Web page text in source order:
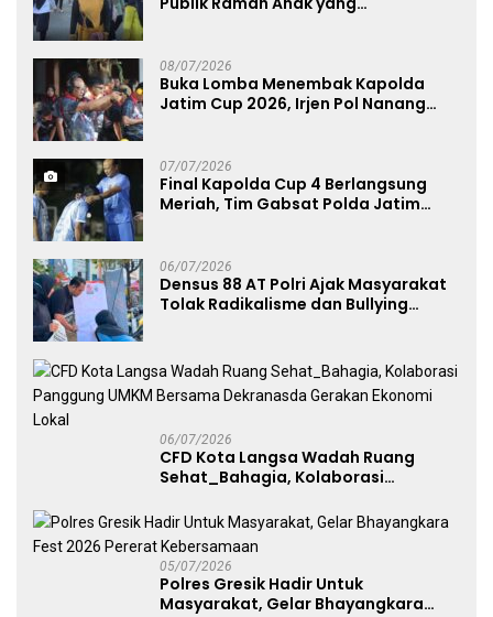
08/07/2026
Buka Lomba Menembak Kapolda
Jatim Cup 2026, Irjen Pol Nanang
07/07/2026
Final Kapolda Cup 4 Berlangsung
Meriah, Tim Gabsat Polda Jatim
06/07/2026
Densus 88 AT Polri Ajak Masyarakat
Tolak Radikalisme dan Bullying
06/07/2026
CFD Kota Langsa Wadah Ruang
Sehat_Bahagia, Kolaborasi
Dekranasda Gerakan Ekonomi Lokal
05/07/2026
Polres Gresik Hadir Untuk
Masyarakat, Gelar Bhayangkara